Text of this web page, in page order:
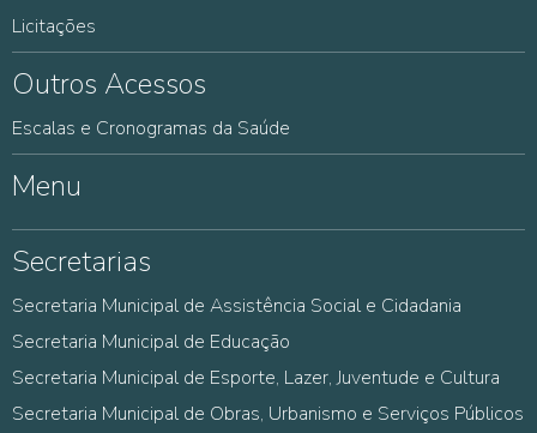
Licitações
Outros Acessos
Escalas e Cronogramas da Saúde
Menu
Secretarias
Secretaria Municipal de Assistência Social e Cidadania
Secretaria Municipal de Educação
Secretaria Municipal de Esporte, Lazer, Juventude e Cultura
Secretaria Municipal de Obras, Urbanismo e Serviços Públicos